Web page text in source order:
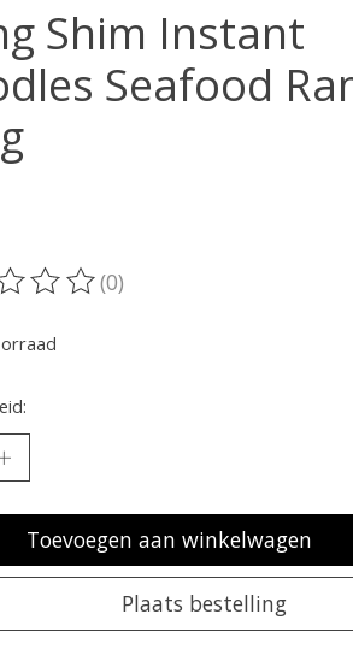
Shim Instant
Seafood
van dit product is
(0)
Toevoegen aan winkelwagen
Plaats bestelling